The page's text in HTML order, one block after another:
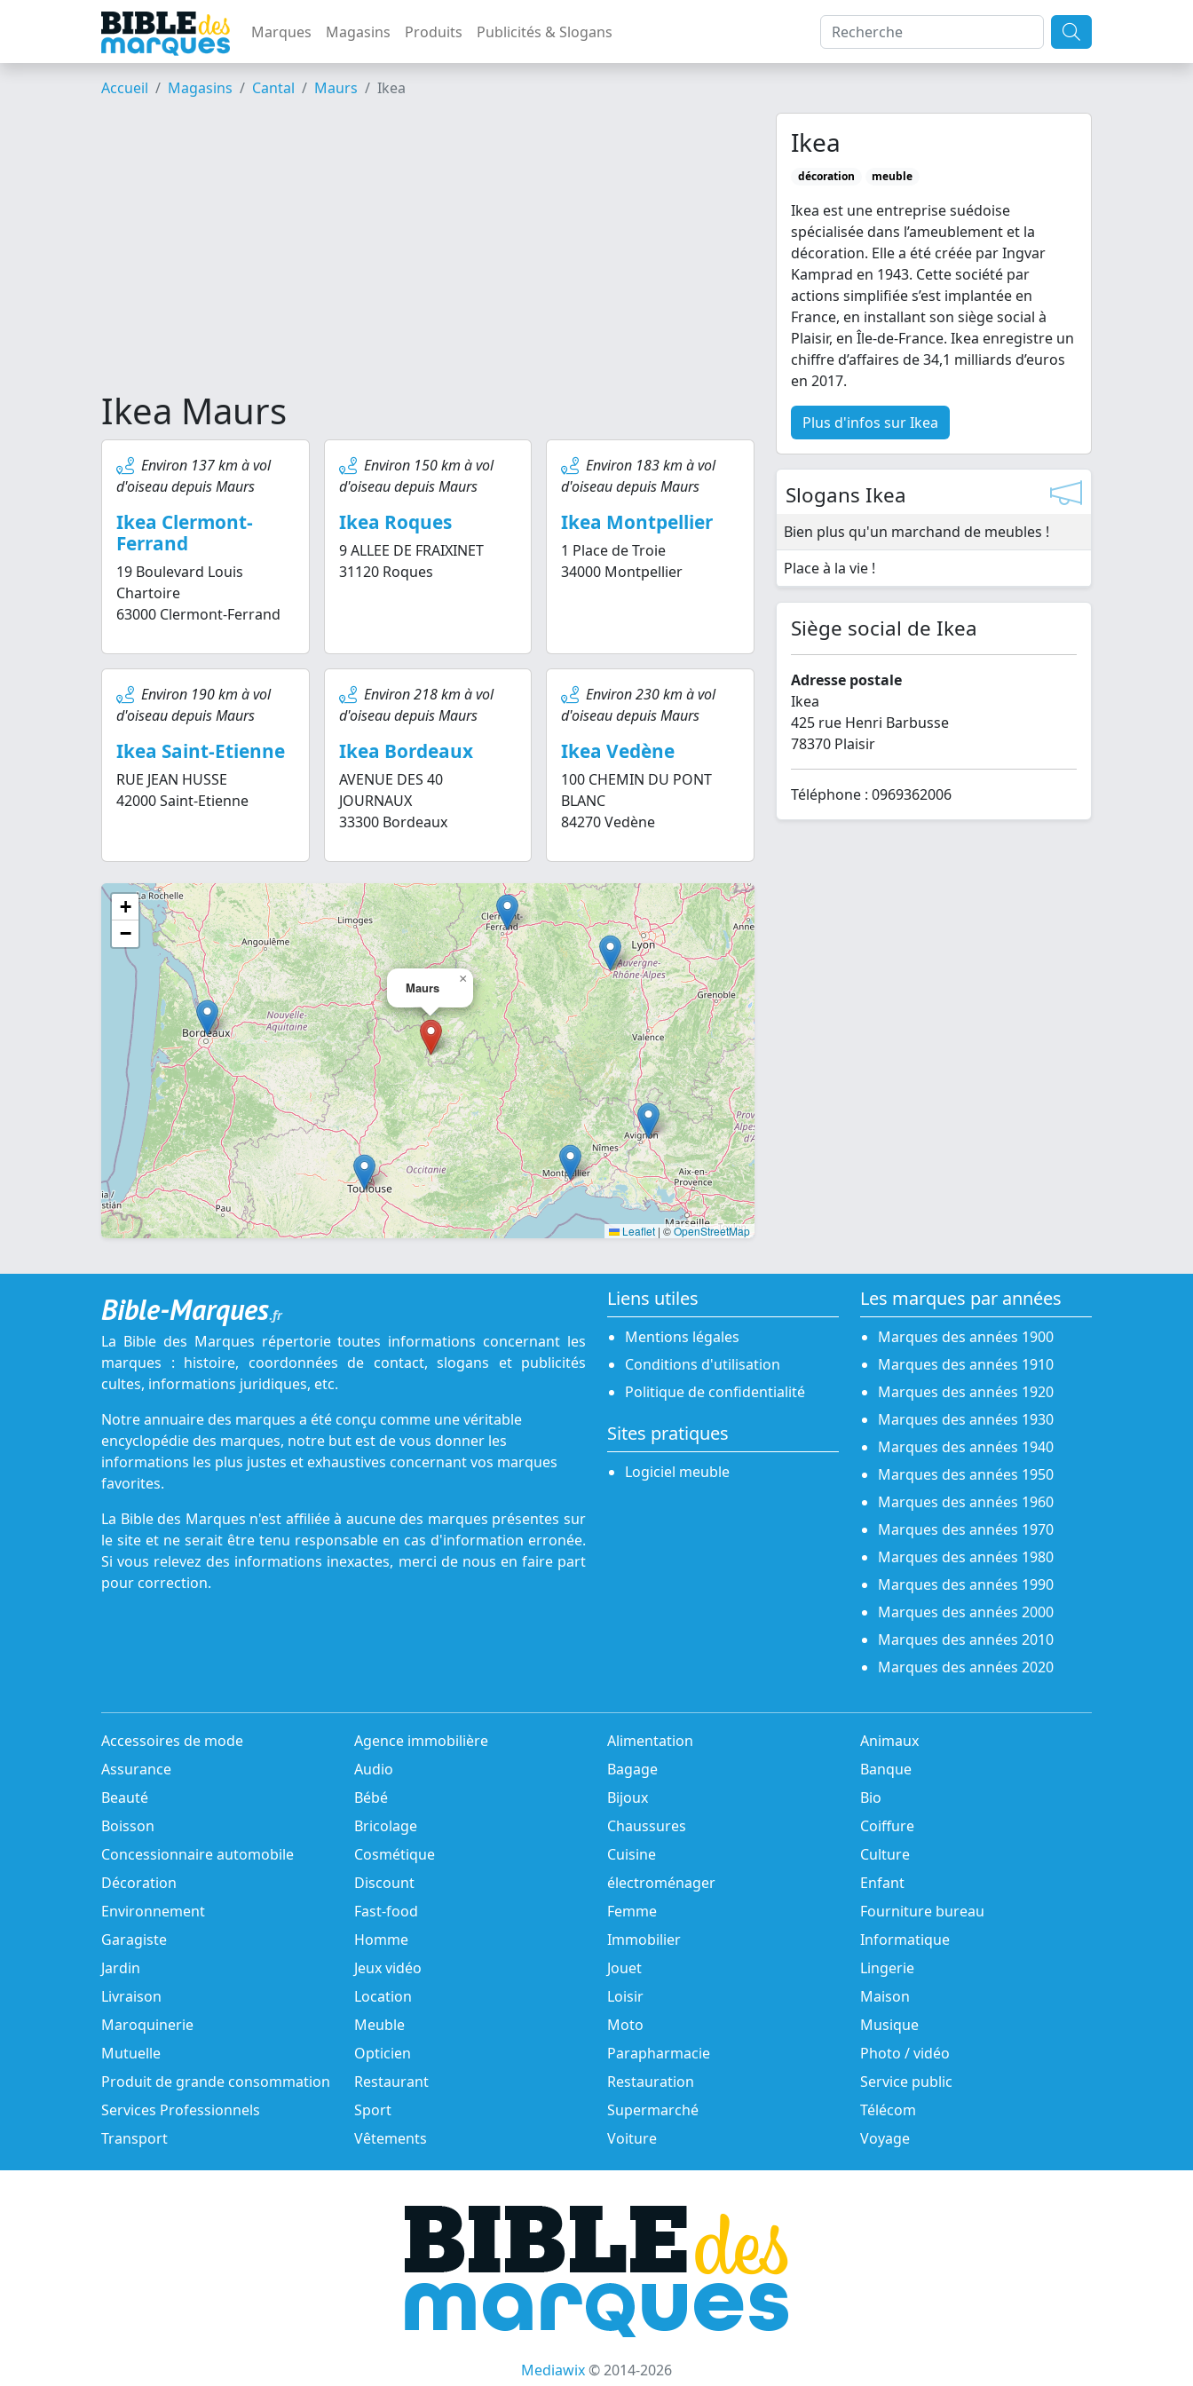
Marques Magasins Produits Publicités & Slogans
Accueil Magasins Cantal Maurs Ikea
Ikea Maurs
Environ 137 km à vol
d'oiseau depuis Maurs
Ikea Clermont-
Ferrand
19 Boulevard Louis
Chartoire
63000 Clermont-Ferrand
Environ 150 km à vol
d'oiseau depuis Maurs
Ikea Roques
9 ALLEE DE FRAIXINET
31120 Roques
Environ 183 km à vol
d'oiseau depuis Maurs
Ikea Montpellier
1 Place de Troie
34000 Montpellier
Environ 190 km à vol
d'oiseau depuis Maurs
Ikea Saint-Etienne
RUE JEAN HUSSE
42000 Saint-Etienne
Environ 218 km à vol
d'oiseau depuis Maurs
Ikea Bordeaux
AVENUE DES 40
JOURNAUX
33300 Bordeaux
Environ 230 km à vol
d'oiseau depuis Maurs
Ikea Vedène
100 CHEMIN DU PONT
BLANC
84270 Vedène
Maurs
×
+
−
Leaflet | ©OpenStreetMap
Ikea
décoration meuble
Ikea est une entreprise suédoise
spécialisée dans l’ameublement et la
décoration. Elle a été créée par Ingvar
Kamprad en 1943. Cette société par
actions simplifiée s’est implantée en
France, en installant son siège social à
Plaisir, en Île-de-France. Ikea enregistre un
chiffre d’affaires de 34,1 milliards d’euros
en 2017.
Plus d'infos sur Ikea
Slogans Ikea
Bien plus qu'un marchand de meubles !
Place à la vie !
Siège social de Ikea
Adresse postale
Ikea
425 rue Henri Barbusse
78370 Plaisir
Téléphone : 0969362006
Bible-Marques.fr
La Bible des Marques répertorie toutes informations concernant les
marques : histoire, coordonnées de contact, slogans et publicités
cultes, informations juridiques, etc.
Notre annuaire des marques a été conçu comme une véritable
encyclopédie des marques, notre but est de vous donner les
informations les plus justes et exhaustives concernant vos marques
favorites.
La Bible des Marques n'est affiliée à aucune des marques présentes sur
le site et ne serait être tenu responsable en cas d'information erronée.
Si vous relevez des informations inexactes, merci de nous en faire part
pour correction.
Liens utiles
Mentions légales
Conditions d'utilisation
Politique de confidentialité
Sites pratiques
Logiciel meuble
Les marques par années
Marques des années 1900
Marques des années 1910
Marques des années 1920
Marques des années 1930
Marques des années 1940
Marques des années 1950
Marques des années 1960
Marques des années 1970
Marques des années 1980
Marques des années 1990
Marques des années 2000
Marques des années 2010
Marques des années 2020
Accessoires de mode Agence immobilière Alimentation
Animaux
Assurance
Audio Bagage
Banque
Beauté
Bébé Bijoux
Bio
Boisson
Bricolage Chaussures
Coiffure
Concessionnaire automobile
Cosmétique Cuisine
Culture
Décoration
Discount électroménager
Enfant
Environnement
Fast-food Femme
Fourniture bureau
Garagiste
Homme Immobilier
Informatique
Jardin
Jeux vidéo Jouet
Lingerie
Livraison
Location Loisir
Maison
Maroquinerie
Meuble Moto
Musique
Mutuelle
Opticien Parapharmacie
Photo / vidéo
Produit de grande consommation
Restaurant Restauration
Service public
Services Professionnels
Sport Supermarché
Télécom
Transport
Vêtements Voiture Voyage
Mediawix© 2014-2026